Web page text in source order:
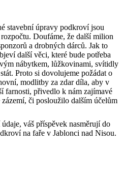
stavební úpravy podkroví jsou
Doufáme, že další milion
a drobných dárců. Jak to
další věci, které bude potřeba
nábytkem, lůžkovinami, svítidly
Proto si dovolujeme požádat o
modlitby za zdar díla, aby v
farnosti, přivedlo k nám zajímavé
či posloužilo dalším účelům
váš příspěvek nasměrují do
na faře v Jablonci nad Nisou.